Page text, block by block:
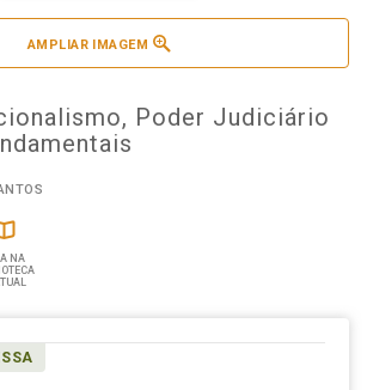
AMPLIAR IMAGEM
Poder Judiciário
NA